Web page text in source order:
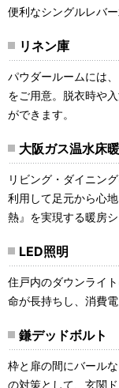
便利なシングルレバ
リネン庫
パウダールームには
をご用意。脱衣時や
ができます。
大阪ガス温水床
リビング・ダイニン
利用して足元から心
熱』を実現する暖房シ
LED照明
住戸内のダウンライ
命が長持ちし、消費
鎌デッドボルト
枠と扉の間にバール
の対策として、玄関